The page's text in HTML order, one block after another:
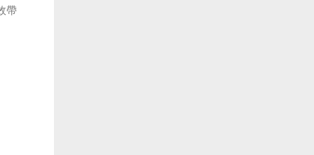
帶